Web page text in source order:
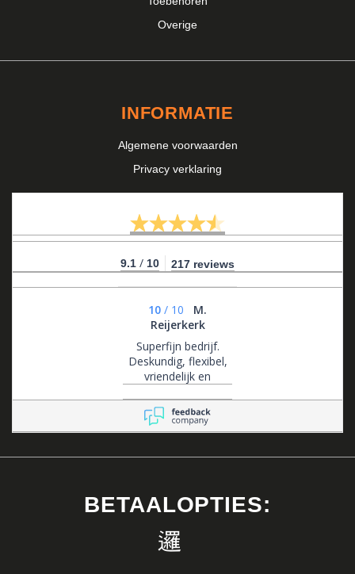
Overige
INFORMATIE
Algemene voorwaarden
Privacy verklaring
9.1 / 10 217 reviews
10 / 10
M.
Reijerkerk
Superfijn bedrijf.
Deskundig, flexibel,
vriendelijk en
BETAALOPTIES: